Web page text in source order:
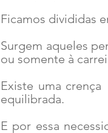
Ficamos divididas
Surgem aqueles
ou somente à
Existe uma
equilibrada.
E por essa